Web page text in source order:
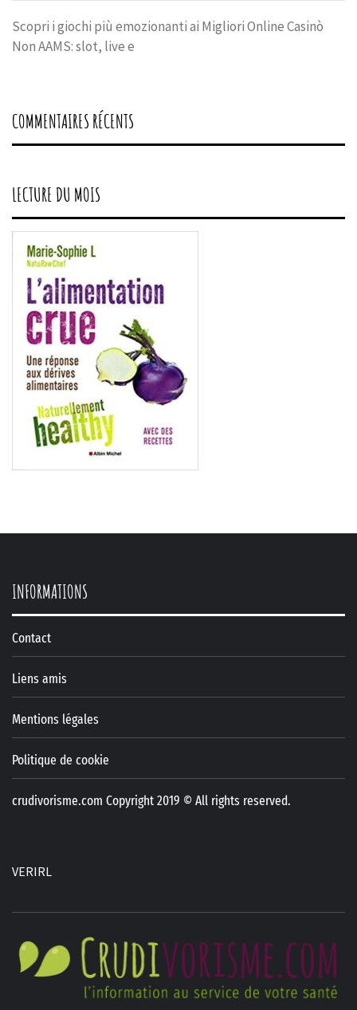
Scopri i giochi più emozionanti ai Migliori Online Casinò
Non AAMS: slot, live e
COMMENTAIRES RÉCENTS
LECTURE DU MOIS
INFORMATIONS
Contact
Liens amis
Mentions légales
Politique de cookie
crudivorisme.com Copyright 2019 © All rights reserved.
VERIRL